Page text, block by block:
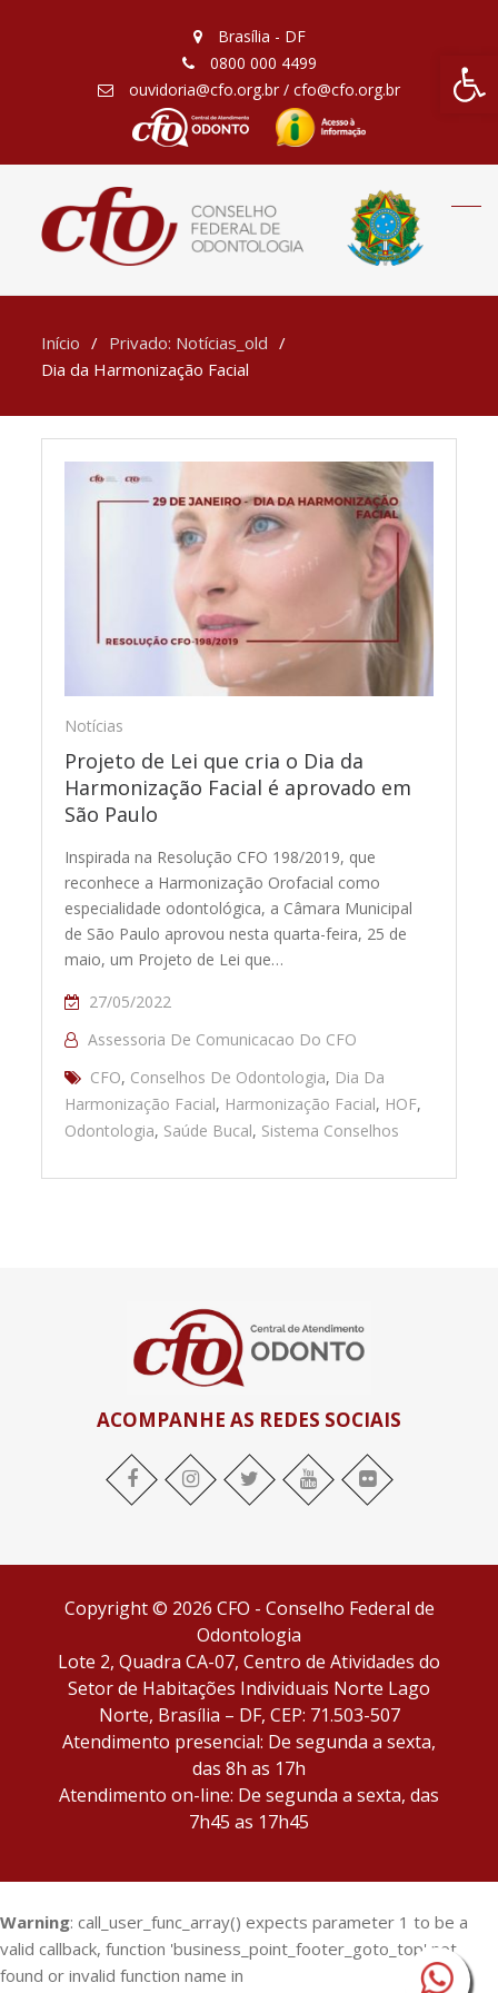
Barra
Brasília - DF
0800 000 4499
ouvidoria@cfo.org.br / cfo@cfo.org.br
Início
Privado: Notícias_old
Dia da Harmonização Facial
Notícias
Projeto de Lei que cria o Dia da
Harmonização Facial é aprovado em
São Paulo
Inspirada na Resolução CFO 198/2019, que
reconhece a Harmonização Orofacial como
especialidade odontológica, a Câmara Municipal
de São Paulo aprovou nesta quarta-feira, 25 de
maio, um Projeto de Lei que…
27/05/2022
Assessoria De Comunicacao Do CFO
CFO, Conselhos De Odontologia, Dia Da
Harmonização Facial, Harmonização Facial, HOF,
Odontologia, Saúde Bucal, Sistema Conselhos
ACOMPANHE AS REDES SOCIAIS
facebook Instagram twitter youtube flickr
Copyright © 2026 CFO - Conselho Federal de
Odontologia
Lote 2, Quadra CA-07, Centro de Atividades do
Setor de Habitações Individuais Norte Lago
Norte, Brasília – DF, CEP: 71.503-507
Atendimento presencial: De segunda a sexta,
das 8h as 17h
Atendimento on-line: De segunda a sexta, das
7h45 as 17h45
Warning: call_user_func_array() expects parameter 1 to be a
valid callback, function 'business_point_footer_goto_top' not
found or invalid function name in